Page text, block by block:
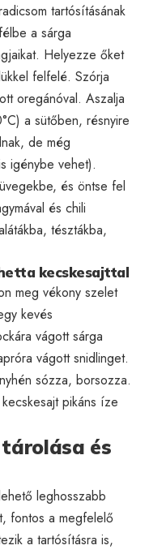
tartósításának
a sárga
Helyezze őket
felfelé. Szórja
oregánóval. Aszalja
a sütőben, résnyire
de még
igénybe vehet).
és öntse fel
és chili
tésztákba,
kecskesajttal
meg vékony szelet
kevés
vágott sárga
vágott snidlinget.
sózza, borsozza.
pikáns íze
és
leghosszabb
fontos a megfelelő
a tartósításra is,